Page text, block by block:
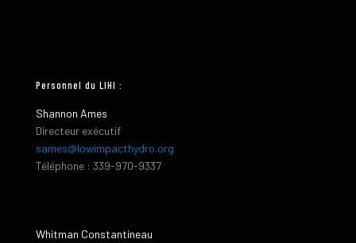
Personnel du LIHI :
Shannon Ames
Directeur exécutif
sames@lowimpacthydro.org
Téléphone : 339-970-9337
Whitman Constantineau